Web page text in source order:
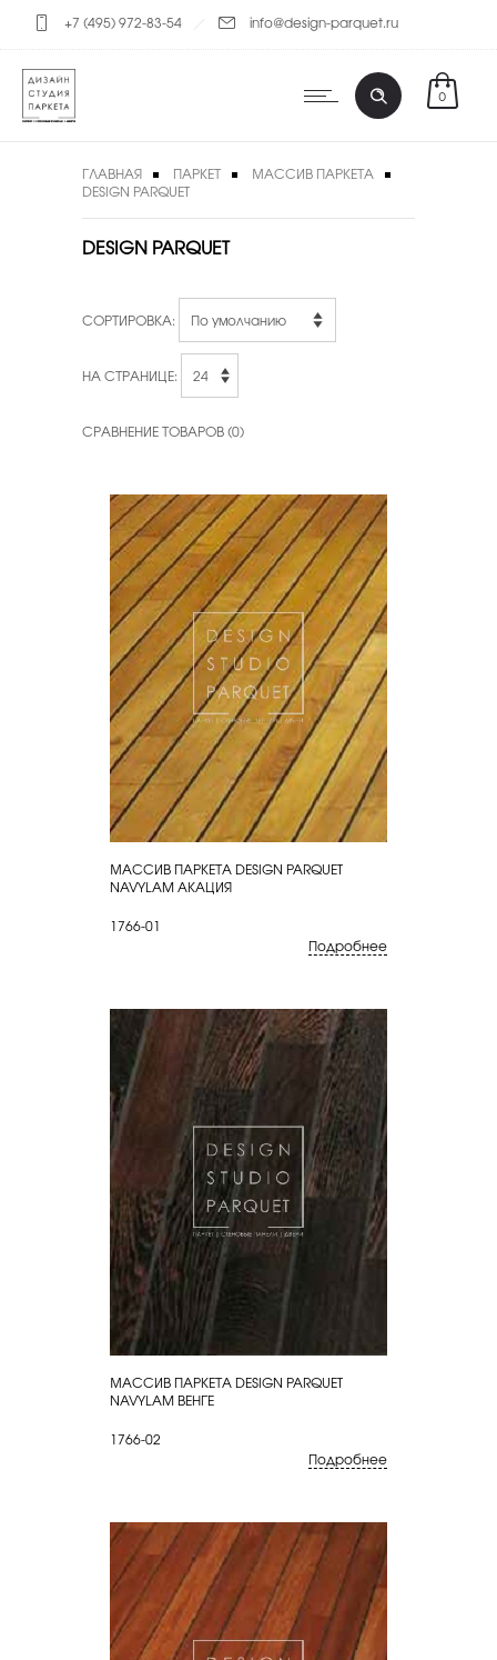
+7 (495) 972-83-54 info@design-parquet.ru
0
ГЛАВНАЯ ПАРКЕТ
МАССИВ ПАРКЕТА
DESIGN PARQUET
DESIGN PARQUET
СОРТИРОВКА:
НА СТРАНИЦЕ:
СРАВНЕНИЕ ТОВАРОВ (0)
КУПИТЬ
МАССИВ ПАРКЕТА DESIGN PARQUET
NAVYLAM АКАЦИЯ
1766-01
Подробнее
КУПИТЬ
МАССИВ ПАРКЕТА DESIGN PARQUET
NAVYLAM ВЕНГЕ
1766-02
Подробнее